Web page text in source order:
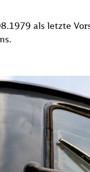
als letzte